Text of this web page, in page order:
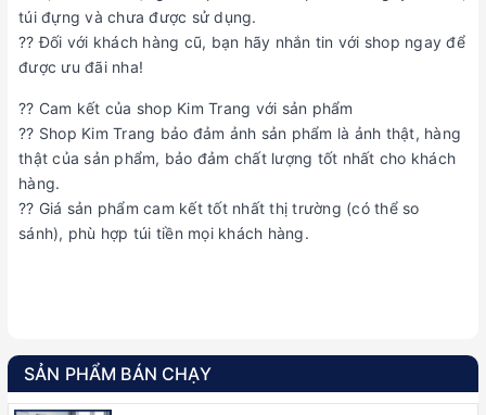
túi đựng và chưa được sử dụng.
?? Đối với khách hàng cũ, bạn hãy nhắn tin với shop ngay để
được ưu đãi nha!
?? Cam kết của shop Kim Trang với sản phẩm
?? Shop Kim Trang bảo đảm ảnh sản phẩm là ảnh thật, hàng
thật của sản phẩm, bảo đảm chất lượng tốt nhất cho khách
hàng.
?? Giá sản phẩm cam kết tốt nhất thị trường (có thể so
sánh), phù hợp túi tiền mọi khách hàng.
SẢN PHẨM BÁN CHẠY